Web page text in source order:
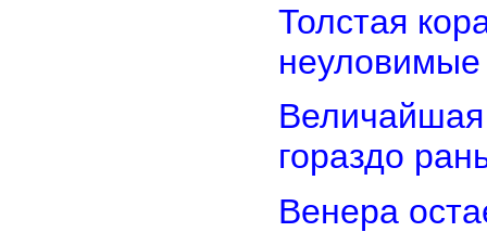
Толстая
Величайшая
гораздо
Венера